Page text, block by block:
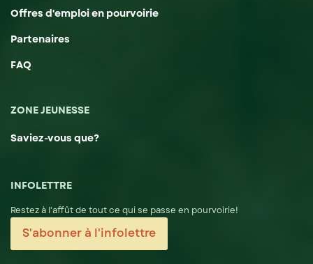
Offres d'emploi en pourvoirie
Partenaires
FAQ
ZONE JEUNESSE
Saviez-vous que?
INFOLETTRE
Restez à l'affût de tout ce qui se passe en pourvoirie!
S'abonner à l'infolettre